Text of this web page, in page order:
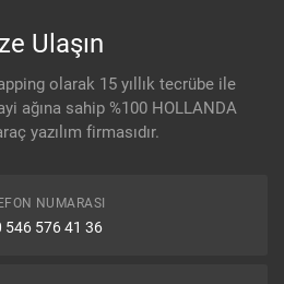
Ulaşın
olarak 15 yıllık tecrübe ile
ağına sahip %100 HOLLANDA
yazılım firmasıdır.
NUMARASI
546 576 41 36